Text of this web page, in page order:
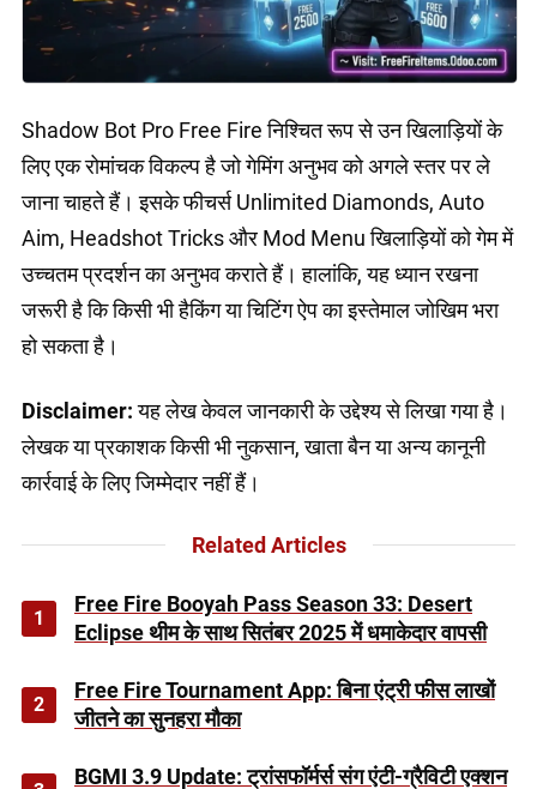
Shadow Bot Pro Free Fire निश्चित रूप से उन खिलाड़ियों के
लिए एक रोमांचक विकल्प है जो गेमिंग अनुभव को अगले स्तर पर ले
जाना चाहते हैं। इसके फीचर्स Unlimited Diamonds, Auto
Aim, Headshot Tricks और Mod Menu खिलाड़ियों को गेम में
उच्चतम प्रदर्शन का अनुभव कराते हैं। हालांकि, यह ध्यान रखना
जरूरी है कि किसी भी हैकिंग या चिटिंग ऐप का इस्तेमाल जोखिम भरा
हो सकता है।
Disclaimer:यह लेख केवल जानकारी के उद्देश्य से लिखा गया है।
लेखक या प्रकाशक किसी भी नुकसान, खाता बैन या अन्य कानूनी
कार्रवाई के लिए जिम्मेदार नहीं हैं।
Related Articles
1
Free Fire Booyah Pass Season 33: Desert
Eclipse थीम के साथ सितंबर 2025 में धमाकेदार वापसी
2
Free Fire Tournament App: बिना एंट्री फीस लाखों
जीतने का सुनहरा मौका
BGMI 3.9 Update: ट्रांसफॉर्मर्स संग एंटी-ग्रैविटी एक्शन